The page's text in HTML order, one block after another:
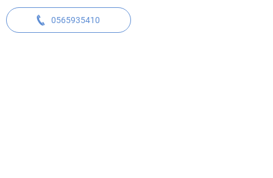
0565935410